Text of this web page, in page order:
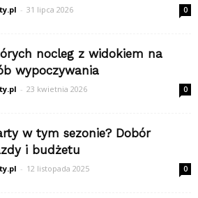
- 31 lipca 2026 0
nocleg z widokiem na
wypoczywania
- 23 kwietnia 2026 0
w tym sezonie? Dobór
i budżetu
- 12 listopada 2025 0